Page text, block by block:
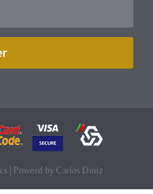
| Powerd by Carlos Diniz